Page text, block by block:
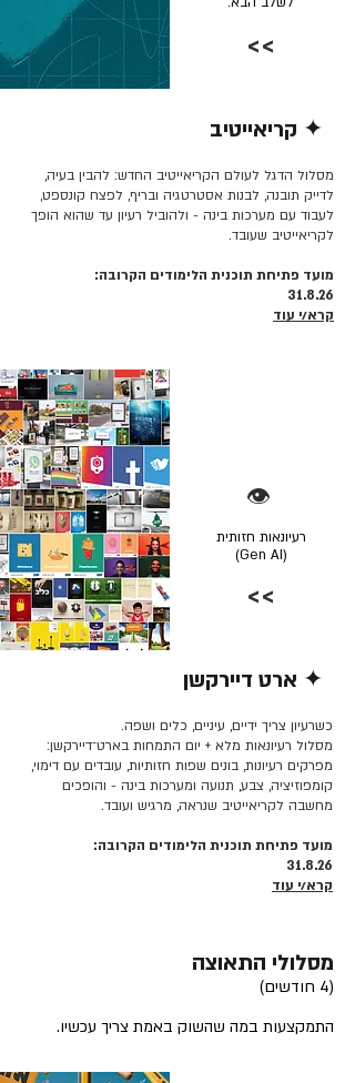
>>
✦ קריאייטיב
מסלול הדגל לעולם הקריאייטיב החדש: להבין בעיה,
לדייק תובנה, לבנות אסטרטגיה ובריף, לפצח קונספט,
לעבוד עם מערכות בינה - ולהוביל רעיון עד שהוא הופך
לקריאייטיב שעובד.
מועד פתיחת תוכנית הלימודים הקרובה:
31.8.26
קרא/י עוד
👁️
רעיונאות חזותית
(Gen AI)
>>
✦ ארט דיירקשן
כשרעיון צריך ידיים, עיניים, כלים ושפה.
מסלול רעיונאות מלא + יום התמחות בארט־דיירקשן:
מפרקים רעיונות, בונים שפות חזותיות, עובדים עם דימוי,
קומפוזיציה, צבע, תנועה ומערכות בינה - והופכים
מחשבה לקריאייטיב שנראה, מרגיש ועובד.
מועד פתיחת תוכנית הלימודים הקרובה:
31.8.26
קרא/י עוד
מסלולי התאוצה
(4 חודשים)
התמקצעות במה שהשוק באמת צריך עכשיו.